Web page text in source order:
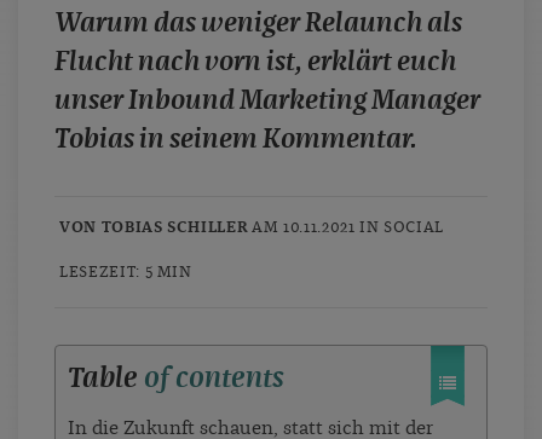
branchen
contact
Warum das weniger Relaunch als
Flucht nach vorn ist, erklärt euch
unser Inbound Marketing Manager
Tobias in seinem Kommentar.
VON TOBIAS SCHILLER AM 10.11.2021 IN SOCIAL
LESEZEIT: 5 MIN
Table of contents
In die Zukunft schauen, statt sich mit der